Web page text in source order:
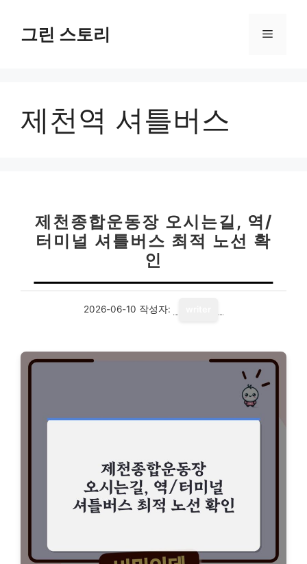
그린 스토리 메
제천역 셔틀버스
제천종합운동장 오시는길, 역/
터미널 셔틀버스 최적 노선 확
인
2026-06-10 작성자: